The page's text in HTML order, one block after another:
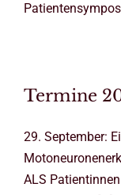
Termine
29. September:
ALS